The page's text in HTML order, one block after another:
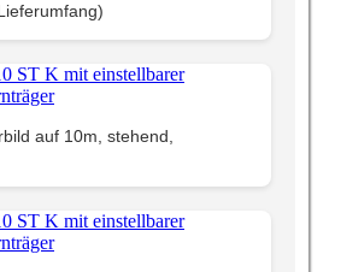
auf 10m, stehend,